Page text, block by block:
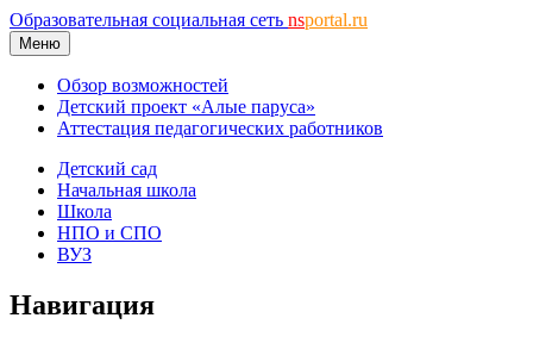
Образовательная социальная сеть nsportal.ru
Меню
Обзор возможностей
Детский проект «Алые паруса»
Аттестация педагогических работников
Детский сад
Начальная школа
Школа
НПО и СПО
ВУЗ
Навигация